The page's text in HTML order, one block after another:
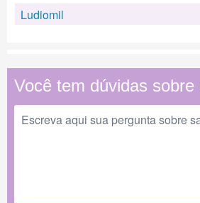
Ludiomil
Você tem dúvidas sobre